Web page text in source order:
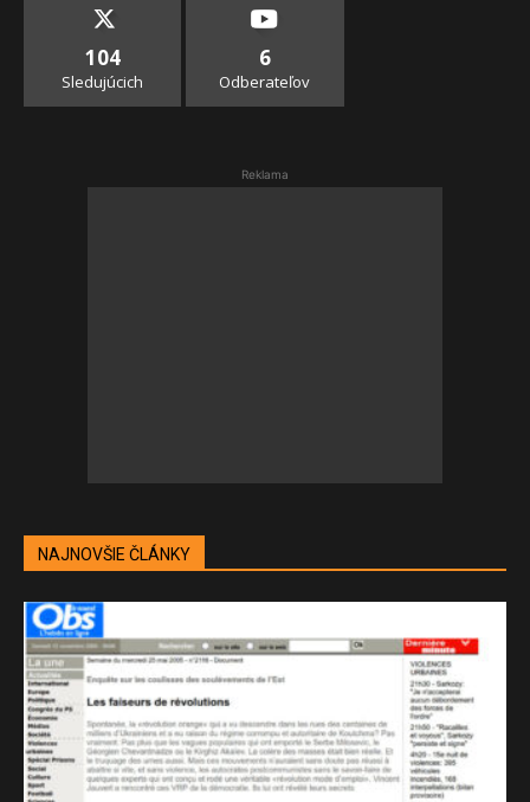
104
Sledujúcich
6
Odberateľov
Reklama
NAJNOVŠIE ČLÁNKY